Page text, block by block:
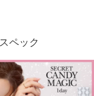
スペック